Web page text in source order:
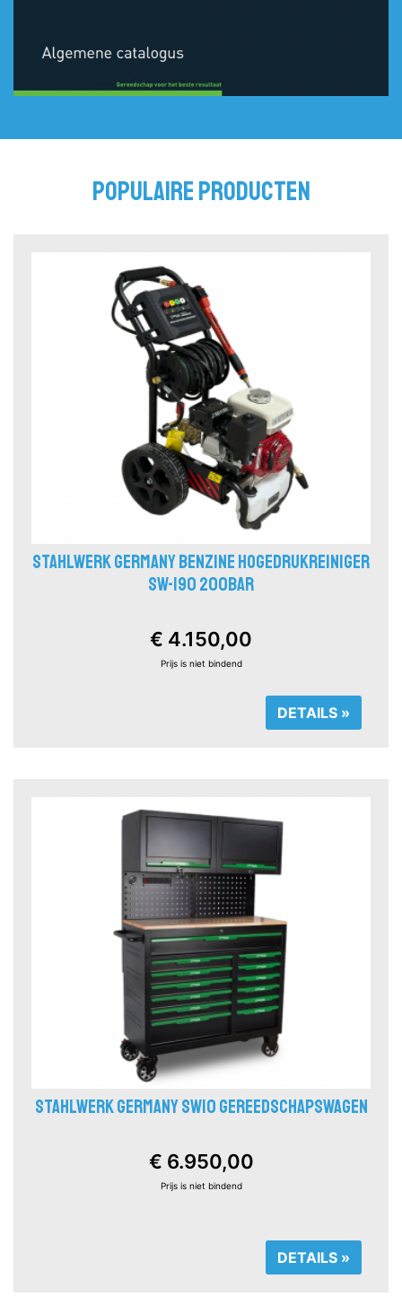
POPULAIRE PRODUCTEN
STAHLWERK GERMANY BENZINE HOGEDRUKREINIGER
SW-190 200BAR
€ 4.150,00
Prijs is niet bindend
DETAILS »
STAHLWERK GERMANY SW10 GEREEDSCHAPSWAGEN
€ 6.950,00
Prijs is niet bindend
DETAILS »